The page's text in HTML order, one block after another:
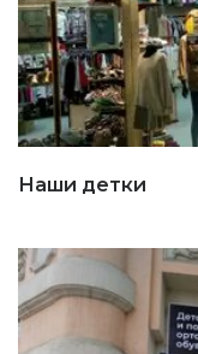
Наши детки